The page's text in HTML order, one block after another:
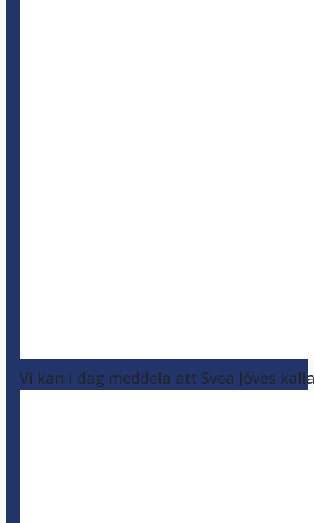
Vi kan i dag meddela att Svea Jöves